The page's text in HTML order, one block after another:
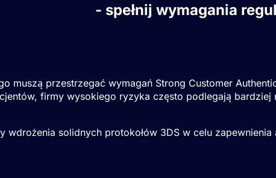
- spełnij wymagania
muszą przestrzegać wymagań Strong Customer
firmy wysokiego ryzyka często podlegają bardziej
solidnych protokołów 3DS w celu